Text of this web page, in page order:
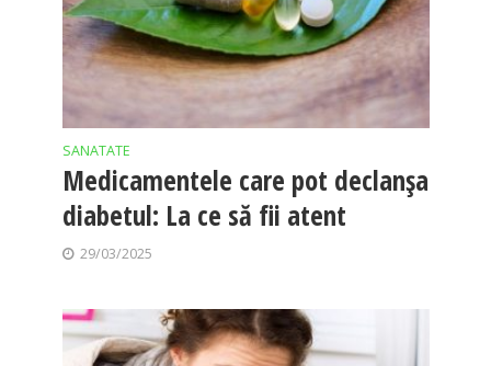
SANATATE
Medicamentele care pot declanșa
diabetul: La ce să fii atent
29/03/2025